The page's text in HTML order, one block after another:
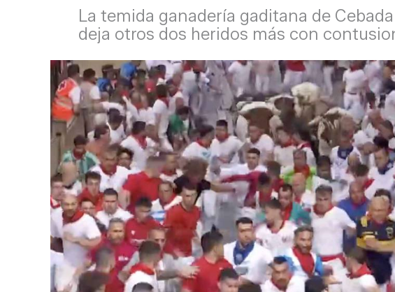
La temida ganadería gaditana de
deja otros dos heridos más con